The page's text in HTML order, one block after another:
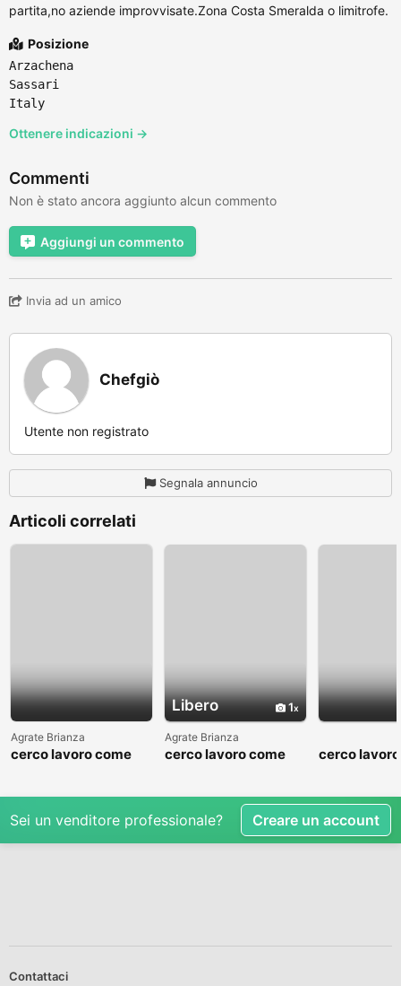
partita,no aziende improvvisate.Zona Costa Smeralda o limitrofe.
Posizione
Arzachena
Sassari
Italy
Ottenere indicazioni →
Commenti
Non è stato ancora aggiunto alcun commento
Aggiungi un commento
Invia ad un amico
Chefgiò
Utente non registrato
Segnala annuncio
Articoli correlati
Agrate Brianza
cerco lavoro come
Libero 1
Agrate Brianza
cerco lavoro come
cerco
Sei un venditore professionale? Creare un account
Contattaci